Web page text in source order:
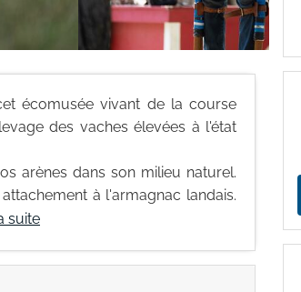
écomusée vivant de la course
des vaches élevées à l'état
arènes dans son milieu naturel.
à l'armagnac landais.
suite